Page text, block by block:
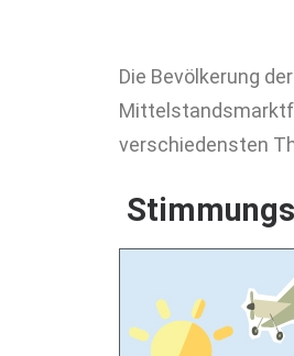
Die Bevölkerung
verschiedensten